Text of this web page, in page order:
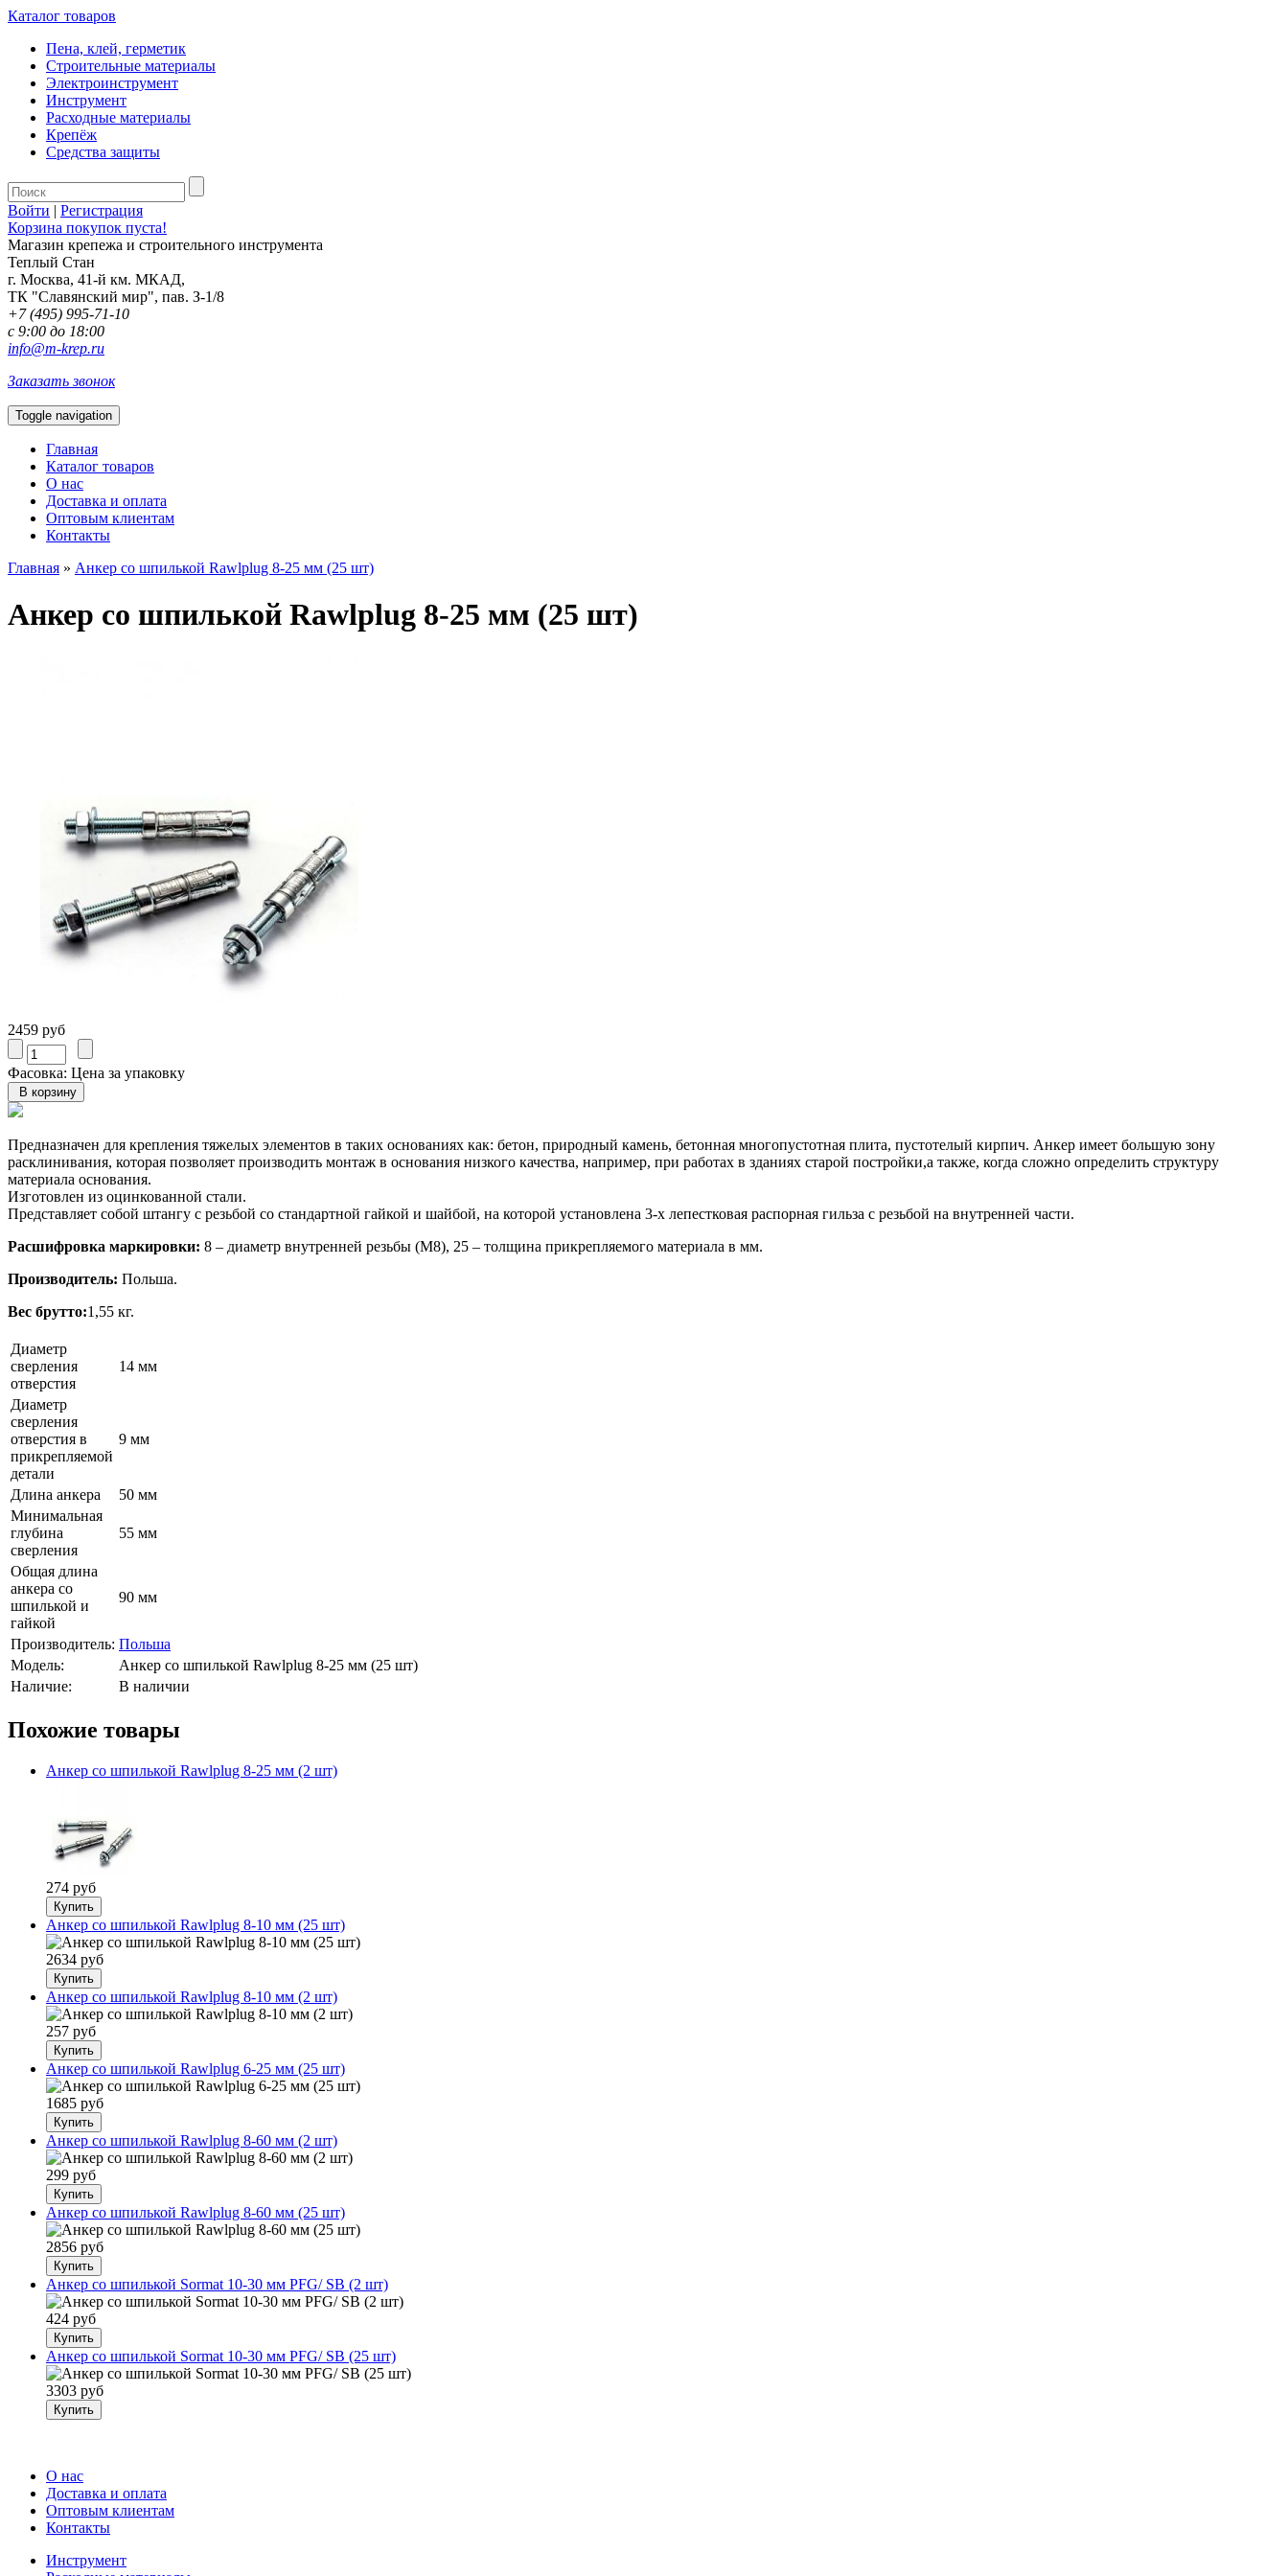
Каталог товаров
Пена, клей, герметик
Строительные материалы
Электроинструмент
Инструмент
Расходные материалы
Крепёж
Средства защиты
Войти | Регистрация
Корзина покупок пуста!
Магазин крепежа и строительного инструмента
Теплый Стан
г. Москва, 41-й км. МКАД,
ТК "Славянский мир", пав. З-1/8
+7 (495) 995-71-10
с 9:00 до 18:00
info@m-krep.ru
Заказать звонок
Toggle navigation
Главная
Каталог товаров
О нас
Доставка и оплата
Оптовым клиентам
Контакты
Главная » Анкер со шпилькой Rawlplug 8-25 мм (25 шт)
Анкер со шпилькой Rawlplug 8-25 мм (25 шт)
2459 руб
Фасовка: Цена за упаковку
Предназначен для крепления тяжелых элементов в таких основаниях как: бетон, природный камень, бетонная многопустотная плита, пустотелый кирпич. Анкер имеет большую зону
расклинивания, которая позволяет производить монтаж в основания низкого качества, например, при работах в зданиях старой постройки,а также, когда сложно определить структуру
материала основания.
Изготовлен из оцинкованной стали.
Представляет собой штангу с резьбой со стандартной гайкой и шайбой, на которой установлена 3-х лепестковая распорная гильза с резьбой на внутренней части.
Расшифровка маркировки: 8 – диаметр внутренней резьбы (М8), 25 – толщина прикрепляемого материала в мм.
Производитель: Польша.
Вес брутто:1,55 кг.
Диаметр
сверления
отверстия
14 мм
Диаметр
сверления
отверстия в
прикрепляемой
детали
9 мм
Длина анкера
50 мм
Минимальная
глубина
сверления
55 мм
Общая длина
анкера со
шпилькой и
гайкой
90 мм
Производитель: Польша
Модель:
Анкер со шпилькой Rawlplug 8-25 мм (25 шт)
Наличие:
В наличии
Похожие товары
Анкер со шпилькой Rawlplug 8-25 мм (2 шт)
274 руб
Анкер со шпилькой Rawlplug 8-10 мм (25 шт)
2634 руб
Анкер со шпилькой Rawlplug 8-10 мм (2 шт)
257 руб
Анкер со шпилькой Rawlplug 6-25 мм (25 шт)
1685 руб
Анкер со шпилькой Rawlplug 8-60 мм (2 шт)
299 руб
Анкер со шпилькой Rawlplug 8-60 мм (25 шт)
2856 руб
Анкер со шпилькой Sormat 10-30 мм PFG/ SB (2 шт)
424 руб
Анкер со шпилькой Sormat 10-30 мм PFG/ SB (25 шт)
3303 руб
О нас
Доставка и оплата
Оптовым клиентам
Контакты
Инструмент